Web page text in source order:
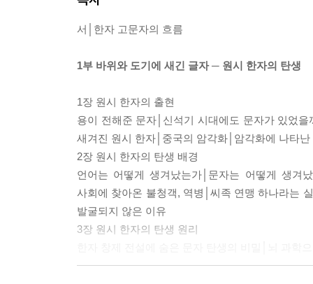
서│한자 고문자의 흐름
1부 바위와 도기에 새긴 글자 ─ 원시 한자의 탄생
1장 원시 한자의 출현
용이 전해준 문자│신석기 시대에도 문자가 있었
새겨진 원시 한자│중국의 암각화│암각화에 나타
2장 원시 한자의 탄생 배경
언어는 어떻게 생겨났는가│문자는 어떻게 생겨
사회에 찾아온 불청객, 역병│씨족 연맹 하나라는
발굴되지 않은 이유
3장 원시 한자의 탄생 원리